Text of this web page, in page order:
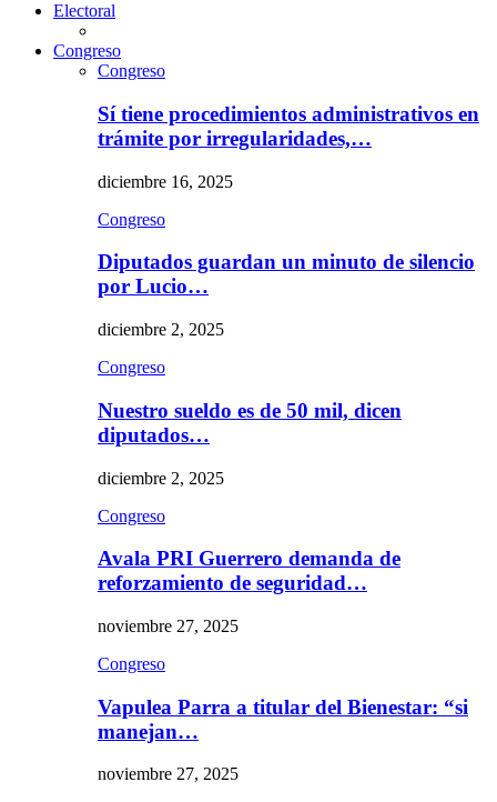
Electoral
Congreso
Congreso
Sí tiene procedimientos administrativos en
trámite por irregularidades,…
diciembre 16, 2025
Congreso
Diputados guardan un minuto de silencio
por Lucio…
diciembre 2, 2025
Congreso
Nuestro sueldo es de 50 mil, dicen
diputados…
diciembre 2, 2025
Congreso
Avala PRI Guerrero demanda de
reforzamiento de seguridad…
noviembre 27, 2025
Congreso
Vapulea Parra a titular del Bienestar: “si
manejan…
noviembre 27, 2025